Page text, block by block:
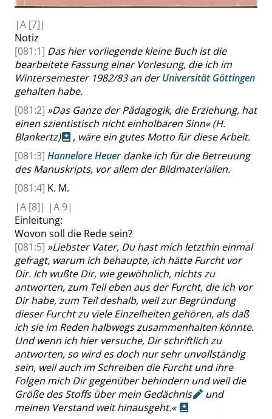
|A [7]|
Notiz
[081:1] Das hier vorliegende kleine Buch ist die
bearbeitete Fassung einer Vorlesung, die ich im
Wintersemester 1982/83 an derUniversität Göttingen
gehalten habe.
[081:2] »Das Ganze der Pädagogik, die Erziehung, hat
einen szientistisch nicht einholbaren Sinn« (H.
Blankertz)
, wäre ein gutes Motto für diese Arbeit.
[081:3] Hannelore Heuer danke ich für die Betreuung
des Manuskripts, vor allem der Bildmaterialien.
[081:4] K. M.
|A [8]| |A 9|
Einleitung:
Wovon soll die Rede sein?
[081:5] »Liebster Vater, Du hast mich letzthin einmal
gefragt, warum ich behaupte, ich hätte Furcht vor
Dir. Ich wußte Dir, wie gewöhnlich, nichts zu
antworten, zum Teil eben aus der Furcht, die ich vor
Dir habe, zum Teil deshalb, weil zur Begründung
dieser Furcht zu viele Einzelheiten gehören, als daß
ich sie im Reden halbwegs zusammenhalten könnte.
Und wenn ich hier versuche, Dir schriftlich zu
antworten, so wird es doch nur sehr unvollständig
sein, weil auch im Schreiben die Furcht und ihre
Folgen mich Dir gegenüber behindern und weil die
Größe des Stoffs über mein Gedächnis
und
meinen Verstand weit hinausgeht.«